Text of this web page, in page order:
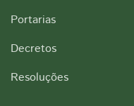
Portarias
Decretos
Resoluções